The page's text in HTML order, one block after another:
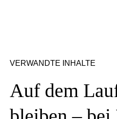
VERWANDTE INHALTE
Auf dem